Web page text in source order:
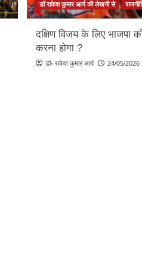
डॉ राकेश कुमार आर्य की लेखनी से
दक्षिण विजय के लिए भाजपा
करना होगा ?
डॉ॰ राकेश कुमार आर्य 24/05/2026